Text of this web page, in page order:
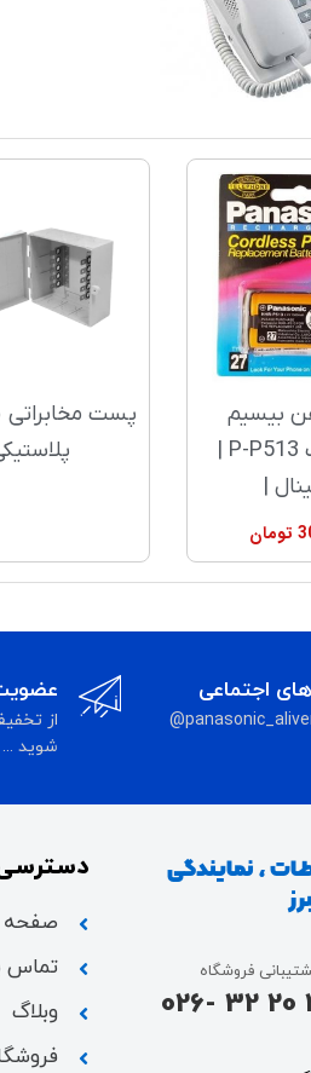
بیسیم
|
تومان
اجتماعی
از
شوید ...
، نمایندگی
فروشگاه
صفحه
تماس
وبلاگ